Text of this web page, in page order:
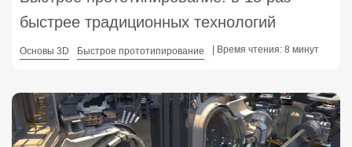
быстрее традиционных технологий
Основы 3D Быстрое прототипирование | Время чтения: 8 минут